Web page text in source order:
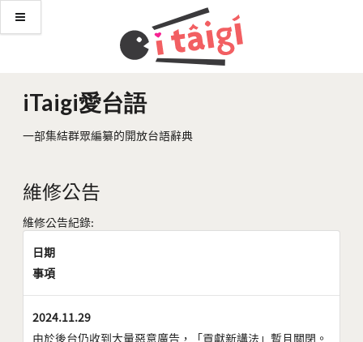
iTaigi愛台語
一部集結群眾編纂的開放台語辭典
維修公告
維修公告紀錄:
日期
事項
2024.11.29
由於後台仍收到大量惡意廣告，「貢獻新講法」暫且關閉。